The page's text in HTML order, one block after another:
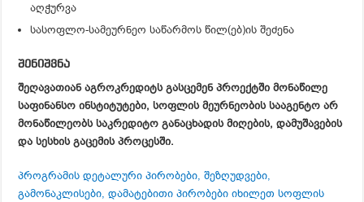
აღჭურვა
სასოფლო-სამეურნეო საწარმოს წილ(ებ)ის შეძენა
შენიშვნა
შეღავათიან აგროკრედიტს გასცემენ პროექტში მონაწილე
საფინანსო ინსტიტუტები, სოფლის მეურნეობის სააგენტო არ
მონაწილეობს საკრედიტო განაცხადის მიღების, დამუშავების
და სესხის გაცემის პროცესში.
პროგრამის დეტალური პირობები, შეზღუდვები,
გამონაკლისები, დამატებითი პირობები იხილეთ სოფლის